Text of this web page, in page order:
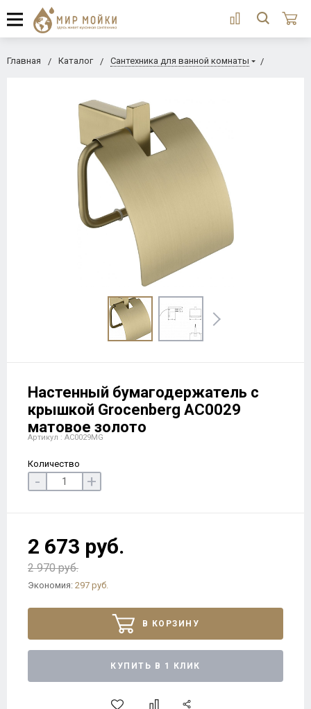
Главная Каталог Сантехника для ванной комнаты
Настенный бумагодержатель с
крышкой Grocenberg AC0029
матовое золото
Артикул : AC0029MG
Количество
- +
2 673 руб.
2 970 руб.
Экономия: 297 руб.
В КОРЗИНУ
КУПИТЬ В 1 КЛИК